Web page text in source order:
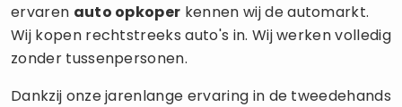
ervaren auto opkoper kennen wij de automarkt.
Wij kopen rechtstreeks auto's in. Wij werken volledig
zonder tussenpersonen.
Dankzij onze jarenlange ervaring in de tweedehands